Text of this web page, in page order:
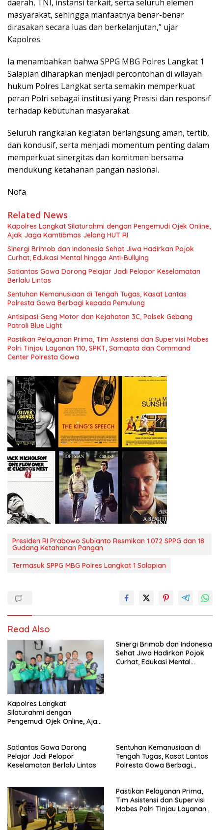
daerah, TNI, instansi terkait, serta seluruh elemen
masyarakat, sehingga manfaatnya benar-benar
dirasakan secara luas dan berkelanjutan,” ujar
Kapolres.
Ia menambahkan bahwa SPPG MBG Polres Langkat 1
Salapian diharapkan menjadi percontohan di wilayah
hukum Polres Langkat serta semakin memperkuat
peran Polri sebagai institusi yang Presisi dan responsif
terhadap kebutuhan masyarakat.
Seluruh rangkaian kegiatan berlangsung aman, tertib,
dan kondusif, serta menjadi momentum penting dalam
memperkuat sinergitas dan komitmen bersama
mendukung ketahanan pangan nasional.
Nofa
Related News
Kapolres Langkat Silaturahmi dengan Pengemudi Ojek Online,
Ajak Jaga Kamtibmas Jelang HUT RI
Sinergi Brimob dan Indonesia Sehat Jiwa Hadirkan Pojok
Curhat, Edukasi Mental hingga Anti-Bullying
Satlantas Gowa Dorong Pelajar Jadi Pelopor Keselamatan
Berlalu Lintas
Sentuhan Kemanusiaan di Tengah Tugas, Kasat Lantas
Polresta Gowa Berbagi kepada Pemulung
Antisipasi Geng Motor dan Kejahatan 3C, Polsek Gebang
Patroli Blue Light
Pastikan Pelayanan Prima, Tim Asistensi dan Supervisi Mabes
Polri Tinjau Layanan 110, SPKT, Samapta dan Command
Center Polresta Gowa
Presiden RI Prabowo Subianto Resmikan 1.072 SPPG dan 18
Gudang Ketahanan Pangan
Termasuk SPPG MBG Polres Langkat 1 Salapian
Read Also
Kapolres Langkat
Silaturahmi dengan
Pengemudi Ojek Online, Ajak
Sinergi Brimob dan Indonesia
Sehat Jiwa Hadirkan Pojok
Curhat, Edukasi Mental
Satlantas Gowa Dorong
Pelajar Jadi Pelopor
Keselamatan Berlalu Lintas
Sentuhan Kemanusiaan di
Tengah Tugas, Kasat Lantas
Polresta Gowa Berbagi
Pastikan Pelayanan Prima,
Tim Asistensi dan Supervisi
Mabes Polri Tinjau Layanan